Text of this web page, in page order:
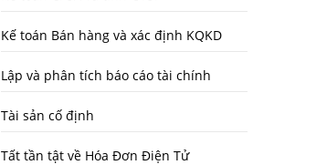
Kế toán Bán hàng và xác định KQKD
Lập và phân tích báo cáo tài chính
Tài sản cố định
Tất tần tật về Hóa Đơn Điện Tử